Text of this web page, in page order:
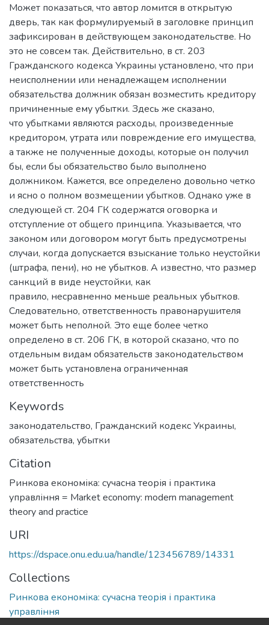
Может показаться, что автор ломится в открытую
дверь, так как формулируемый в заголовке принцип
зафиксирован в действующем законодательстве. Но
это не совсем так. Действительно, в ст. 203
Гражданского кодекса Украины установлено, что при
неисполнении или ненадлежащем исполнении
обязательства должник обязан возместить кредитору
причиненные ему убытки. Здесь же сказано,
что убытками являются расходы, произведенные
кредитором, утрата или повреждение его имущества,
а также не полученные доходы, которые он получил
бы, если бы обязательство было выполнено
должником. Кажется, все определено довольно четко
и ясно о полном возмещении убытков. Однако уже в
следующей ст. 204 ГК содержатся оговорка и
отступление от общего принципа. Указывается, что
законом или договором могут быть предусмотрены
случаи, когда допускается взыскание только неустойки
(штрафа, пени), но не убытков. А известно, что размер
санкций в виде неустойки, как
правило, несравненно меньше реальных убытков.
Следовательно, ответственность правонарушителя
может быть неполной. Это еще более четко
определено в ст. 206 ГК, в которой сказано, что по
отдельным видам обязательств законодательством
может быть установлена ограниченная
ответственность
Keywords
законодательство, Гражданский кодекс Украины,
обязательства, убытки
Citation
Ринкова економіка: сучасна теорія і практика
управління = Market economy: modern management
theory and practice
URI
https://dspace.onu.edu.ua/handle/123456789/14331
Collections
Ринкова економіка: сучасна теорія і практика
управління